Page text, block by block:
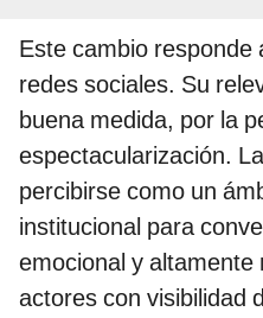
Este cambio responde
redes sociales. Su
buena medida, por la
espectacularización.
percibirse como un
institucional para
emocional y altamente
actores con visibilidad